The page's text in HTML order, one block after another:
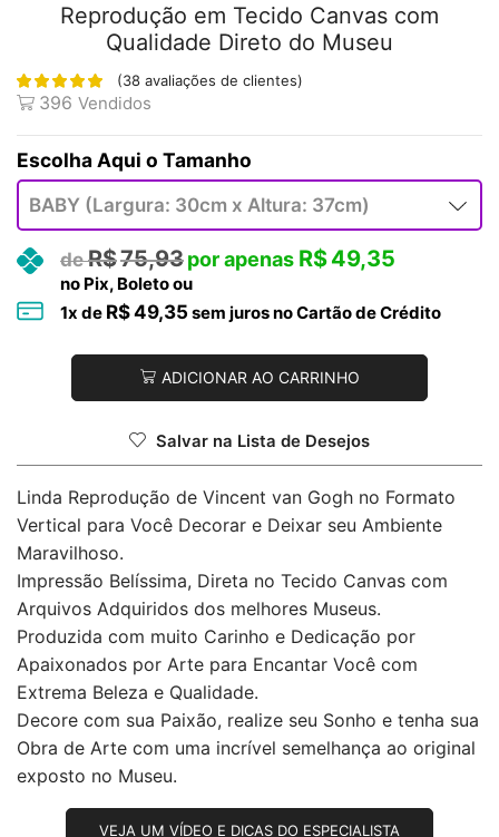
Reprodução em Tecido Canvas com
Qualidade Direto do Museu
(38 avaliações de clientes)
396 Vendidos
Tamanho
R$75,93 R$49,35
no Pix, Boleto ou
1x de R$49,35 sem juros no Cartão de Crédito
ADICIONAR AO CARRINHO
Salvar na Lista de Desejos
Linda Reprodução de Vincent van Gogh no Formato
Vertical para Você Decorar e Deixar seu Ambiente
Maravilhoso.
Impressão Belíssima, Direta no Tecido Canvas com
Arquivos Adquiridos dos melhores Museus.
Produzida com muito Carinho e Dedicação por
Apaixonados por Arte para Encantar Você com
Extrema Beleza e Qualidade.
Decore com sua Paixão, realize seu Sonho e tenha sua
Obra de Arte com uma incrível semelhança ao original
exposto no Museu.
VEJA UM VÍDEO E DICAS DO ESPECIALISTA